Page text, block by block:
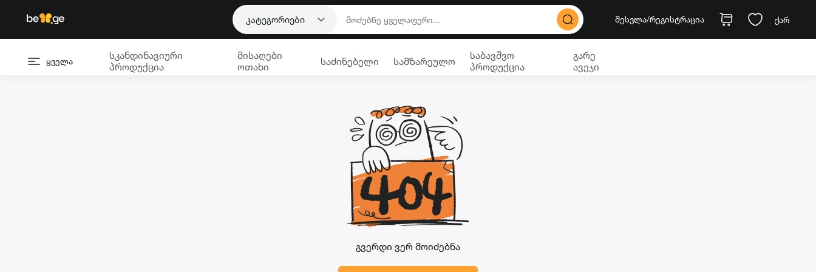
კატეგორიები შესვლა/რეგისტრაცია ქარ
ყველა
სკანდინავიური
პროდუქცია
მისაღები
ოთახი
საძინებელი სამზარეულო
საბავშვო
პროდუქცია
გარე
ავეჯი
გვერდი ვერ მოიძებნა